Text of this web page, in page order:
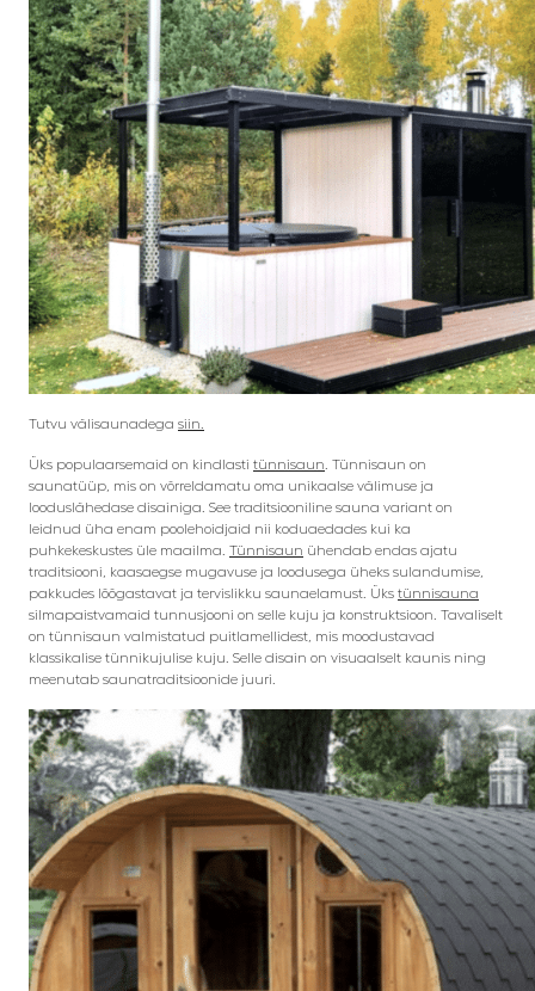
Tutvu välisaunadega siin.
Üks populaarsemaid on kindlasti tünnisaun . Tünnisaun on
saunatüüp, mis on võrreldamatu oma unikaalse välimuse ja
looduslähedase disainiga. See traditsiooniline sauna variant on
leidnud üha enam poolehoidjaid nii koduaedades kui ka
puhkekeskustes üle maailma. Tünnisaun ühendab endas ajatu
traditsiooni, kaasaegse mugavuse ja loodusega üheks sulandumise,
pakkudes lõõgastavat ja tervislikku saunaelamust. Üks tünnisauna
silmapaistvamaid tunnusjooni on selle kuju ja konstruktsioon. Tavaliselt
on tünnisaun valmistatud puitlamellidest, mis moodustavad
klassikalise tünnikujulise kuju. Selle disain on visuaalselt kaunis ning
meenutab saunatraditsioonide juuri.